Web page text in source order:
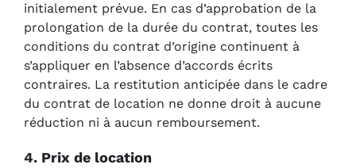
initialement prévue. En cas d’approbation de la
prolongation de la durée du contrat, toutes les
conditions du contrat d’origine continuent à
s’appliquer en l’absence d’accords écrits
contraires. La restitution anticipée dans le cadre
du contrat de location ne donne droit à aucune
réduction ni à aucun remboursement.
4. Prix de location